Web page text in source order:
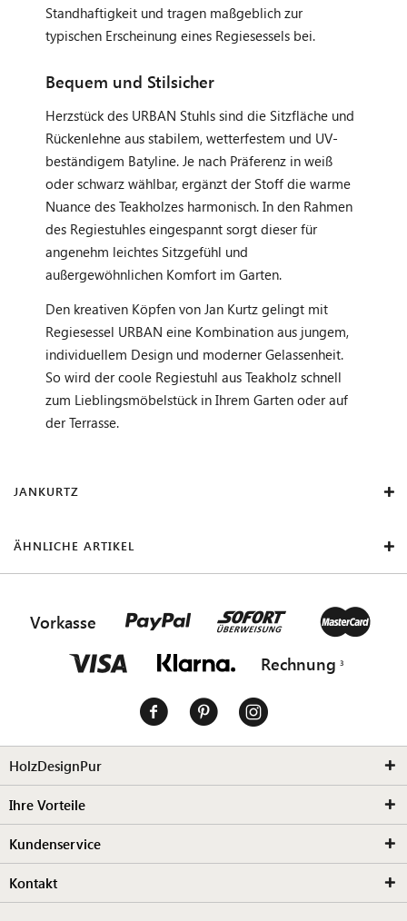
Standhaftigkeit und tragen maßgeblich zur
typischen Erscheinung eines Regiesessels bei.
Bequem und Stilsicher
Herzstück des URBAN Stuhls sind die Sitzfläche und
Rückenlehne aus stabilem, wetterfestem und UV-
beständigem Batyline. Je nach Präferenz in weiß
oder schwarz wählbar, ergänzt der Stoff die warme
Nuance des Teakholzes harmonisch. In den Rahmen
des Regiestuhles eingespannt sorgt dieser für
angenehm leichtes Sitzgefühl und
außergewöhnlichen Komfort im Garten.
Den kreativen Köpfen von Jan Kurtz gelingt mit
Regiesessel URBAN eine Kombination aus jungem,
individuellem Design und moderner Gelassenheit.
So wird der coole Regiestuhl aus Teakholz schnell
zum Lieblingsmöbelstück in Ihrem Garten oder auf
der Terrasse.
JANKURTZ
ÄHNLICHE ARTIKEL
Vorkasse
Rechnung
HolzDesignPur
Ihre Vorteile
Kundenservice
Kontakt